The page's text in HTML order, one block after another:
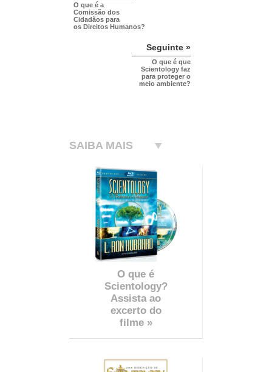
O que é a
Comissão dos
Cidadãos para
os Direitos Humanos?
Seguinte »
O que é que
Scientology faz
para proteger o
meio ambiente?
SAIBA MAIS
O que é
Scientology?
Assista ao
excerto do
filme »